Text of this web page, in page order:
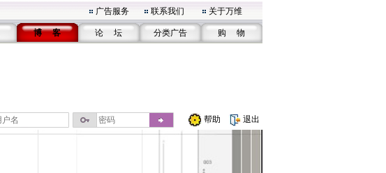
广告服务 联系我们 关于万维
博 客 论 坛 分类广告 购 物
帮助 退出